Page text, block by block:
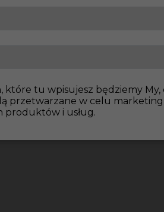
tu wpisujesz będziemy My,
przetwarzane w celu
produktów i usług.